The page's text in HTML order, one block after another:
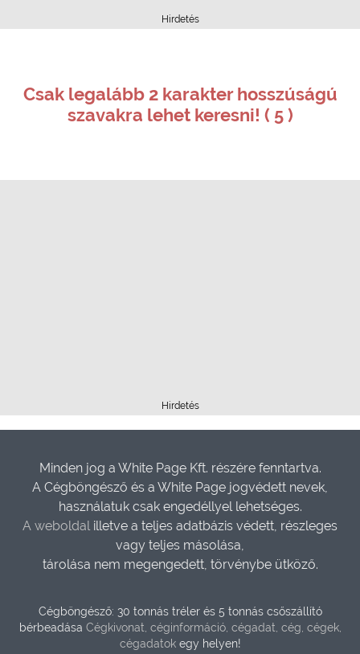
Hirdetés
Csak legalább 2 karakter hosszúságú
szavakra lehet keresni! ( 5 )
Hirdetés
Minden jog a White Page Kft. részére fenntartva.
A Cégböngésző és a White Page jogvédett nevek,
használatuk csak engedéllyel lehetséges.
A weboldal illetve a teljes adatbázis védett, részleges
vagy teljes másolása,
tárolása nem megengedett, törvénybe ütköző.
Cégböngésző: 30 tonnás tréler és 5 tonnás csőszállító
bérbeadása Cégkivonat, céginformáció, cégadat, cég, cégek,
cégadatokegy helyen!